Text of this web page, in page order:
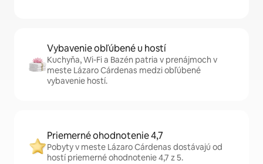
Vybavenie obľúbené u hostí
Kuchyňa, Wi-Fi a Bazén patria v prenájmoch v
meste Lázaro Cárdenas medzi obľúbené
vybavenie hostí.
Priemerné ohodnotenie 4,7
Pobyty v meste Lázaro Cárdenas dostávajú od
hostí priemerné ohodnotenie 4,7 z 5.